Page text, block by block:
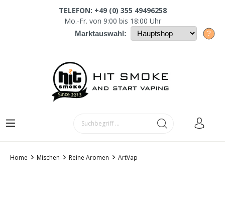
TELEFON: +49 (0) 355 49496258
Mo.-Fr. von 9:00 bis 18:00 Uhr
Marktauswahl: ?
Home Mischen Reine Aromen ArtVap